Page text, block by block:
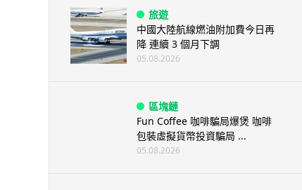
旅遊
中國大陸航線燃油附加費今日再
降 連續 3 個月下調
05.08.2026
區塊鏈
Fun Coffee 咖啡騙局爆煲 咖啡
包裝虛擬貨幣投資騙局 ...
05.08.2026